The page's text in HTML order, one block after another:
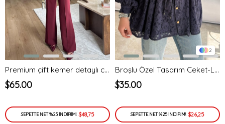
Premium çift kemer detaylı ceket takım - bordo - vakronline
$65.00
SEPETTE NET %25 İNDİRİM! $48,75
2
Broşlu Özel Tasarım Ceket-Lacivert
$35.00
SEPETTE NET %25 İNDİRİM! $26,25